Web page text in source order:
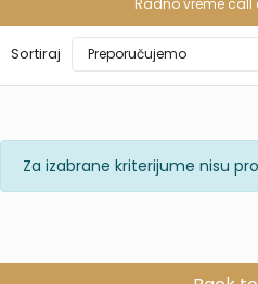
Radno vreme call
Sortiraj
Za izabrane kriterijume nisu